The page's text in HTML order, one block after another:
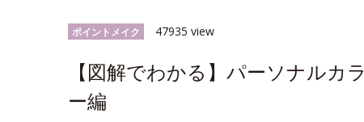
ポイントメイク 47935 view
【図解でわかる】パーソナル
ー編